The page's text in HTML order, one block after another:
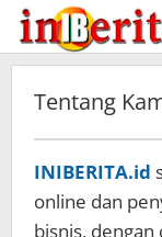
Lewati
konten
Tentang
Maret
2,
2022
oleh
INIBERITA.id
online dan
bisnis, dengan